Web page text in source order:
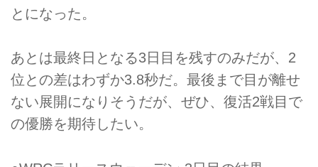
とになった。
あとは最終日となる3日目を残すのみだが、2
位との差はわずか3.8秒だ。最後まで目が離せ
ない展開になりそうだが、ぜひ、復活2戦目で
の優勝を期待したい。